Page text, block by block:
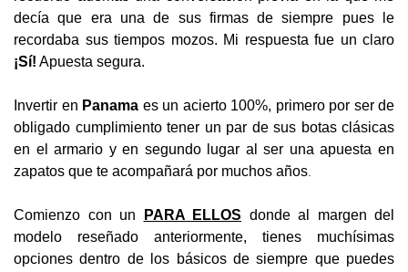
decía que era una de sus firmas de siempre pues le
recordaba sus tiempos mozos. Mi respuesta fue un claro
¡Sí! Apuesta segura.
Invertir en Panama es un acierto 100%, primero por ser de
obligado cumplimiento tener un par de sus botas clásicas
en el armario y en segundo lugar al ser una apuesta en
zapatos que te acompañará por muchos años.
Comienzo con un PARA ELLOS donde al margen del
modelo reseñado anteriormente, tienes muchísimas
opciones dentro de los básicos de siempre que puedes